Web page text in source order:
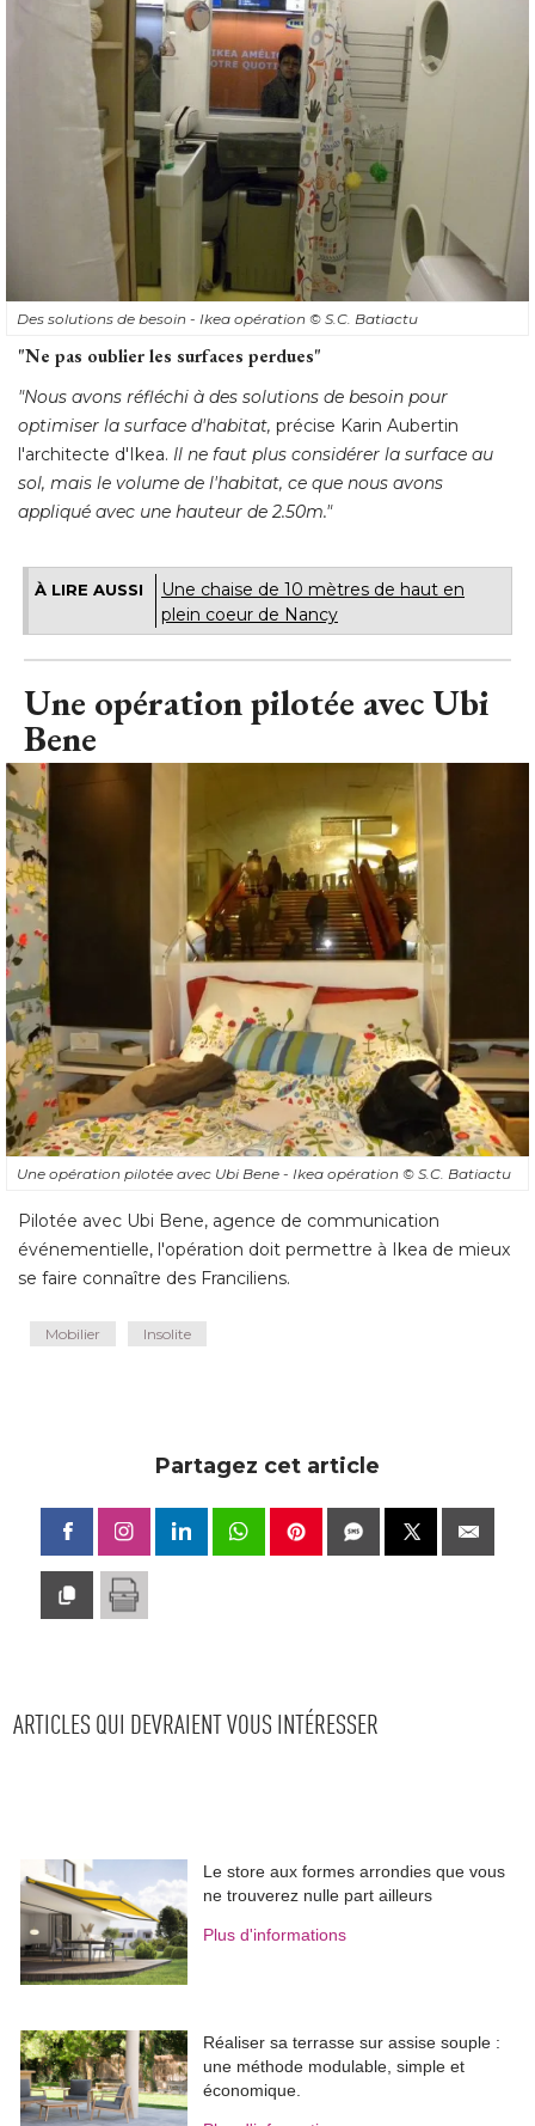
Des solutions de besoin - Ikea opération © S.C. Batiactu
"Ne pas oublier les surfaces perdues"
"Nous avons réfléchi à des solutions de besoin pour
optimiser la surface d'habitat, précise Karin Aubertin
l'architecte d'Ikea. Il ne faut plus considérer la surface au
sol, mais le volume de l'habitat, ce que nous avons
appliqué avec une hauteur de 2.50m."
À LIRE AUSSI
Une chaise de 10 mètres de haut en
plein coeur de Nancy
Une opération pilotée avec Ubi
Bene
Une opération pilotée avec Ubi Bene - Ikea opération © S.C. Batiactu
Pilotée avec Ubi Bene, agence de communication
événementielle, l'opération doit permettre à Ikea de mieux
se faire connaître des Franciliens.
Mobilier Insolite
Partagez cet article
ARTICLES QUI DEVRAIENT VOUS INTÉRESSER
Le store aux formes arrondies que vous
ne trouverez nulle part ailleurs
Plus d'informations
Réaliser sa terrasse sur assise souple :
une méthode modulable, simple et
économique.